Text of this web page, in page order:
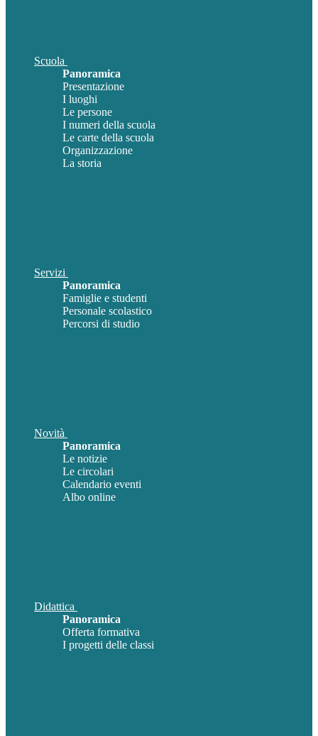
Scuola
Panoramica
Presentazione
I luoghi
Le persone
I numeri della scuola
Le carte della scuola
Organizzazione
La storia
Servizi
Panoramica
Famiglie e studenti
Personale scolastico
Percorsi di studio
Novità
Panoramica
Le notizie
Le circolari
Calendario eventi
Albo online
Didattica
Panoramica
Offerta formativa
I progetti delle classi